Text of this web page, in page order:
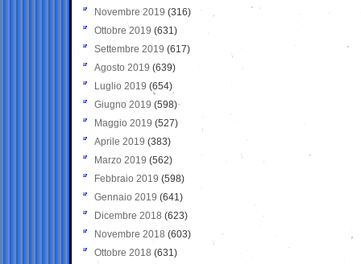
Novembre 2019 (316)
Ottobre 2019 (631)
Settembre 2019 (617)
Agosto 2019 (639)
Luglio 2019 (654)
Giugno 2019 (598)
Maggio 2019 (527)
Aprile 2019 (383)
Marzo 2019 (562)
Febbraio 2019 (598)
Gennaio 2019 (641)
Dicembre 2018 (623)
Novembre 2018 (603)
Ottobre 2018 (631)